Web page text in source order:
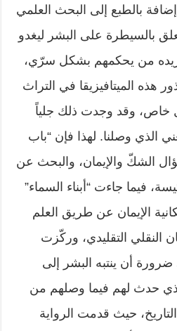
إضافة بالطبع إلى البحث العلمي
بالسيطرة على البشر ليغدو
من يحكمهم بشكل سرّي،
هذه الميتافيزيقا في التراث
خاص، وقد وجدت ذلك جلياً
الذي وصلنا. لهذا فإن “باب
الشكّ والإيمان، والبحث عن
فيما جاءت “أبناء السماء”
الإيمان عن طريق العلم
النقلي التقليدي، وركّزت
أن ينتبه البشر إلى
الذي حدث لهم فيما وصلهم من
حيث قدمت الرواية